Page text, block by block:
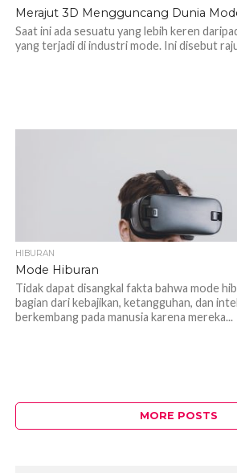
Merajut 3D Mengguncang Dunia
Saat ini ada sesuatu yang lebih keren
yang terjadi di industri mode. Ini disebut
HIBURAN
Mode Hiburan
Tidak dapat disangkal fakta bahwa mode
bagian dari kebajikan, ketangguhan, dan
berkembang pada manusia karena mereka...
MORE POSTS